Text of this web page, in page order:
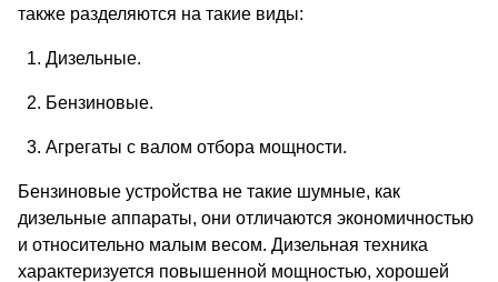
также разделяются на такие виды:
1. Дизельные.
2. Бензиновые.
3. Агрегаты с валом отбора мощности.
Бензиновые устройства не такие шумные, как
дизельные аппараты, они отличаются экономичностью
и относительно малым весом. Дизельная техника
характеризуется повышенной мощностью, хорошей